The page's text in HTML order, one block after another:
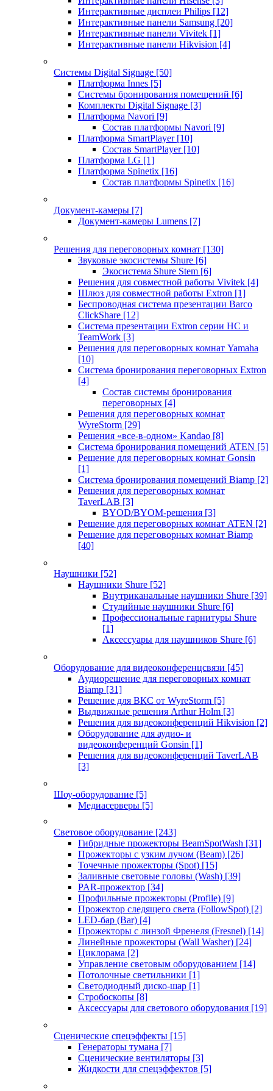
Интерактивные дисплеи Philips [12]
Интерактивные панели Samsung [20]
Интерактивные панели Vivitek [1]
Интерактивные панели Hikvision [4]
Системы Digital Signage [50]
Платформа Innes [5]
Системы бронирования помещений [6]
Комплекты Digital Signage [3]
Платформа Navori [9]
Состав платформы Navori [9]
Платформа SmartPlayer [10]
Состав SmartPlayer [10]
Платформа LG [1]
Платформа Spinetix [16]
Состав платформы Spinetix [16]
Документ-камеры [7]
Документ-камеры Lumens [7]
Решения для переговорных комнат [130]
Звуковые экосистемы Shure [6]
Экосистема Shure Stem [6]
Решения для совместной работы Vivitek [4]
Шлюз для совместной работы Extron [1]
Беспроводная система презентации Barco
ClickShare [12]
Система презентации Extron серии HC и
TeamWork [3]
Решения для переговорных комнат Yamaha
[10]
Система бронирования переговорных Extron
[4]
Состав системы бронирования
переговорных [4]
Решения для переговорных комнат
WyreStorm [29]
Решения «все-в-одном» Kandao [8]
Система бронирования помещений ATEN [5]
Решение для переговорных комнат Gonsin
[1]
Система бронирования помещений Biamp [2]
Решения для переговорных комнат
TaverLAB [3]
BYOD/BYOM-решения [3]
Решение для переговорных комнат ATEN [2]
Решение для переговорных комнат Biamp
[40]
Наушники [52]
Наушники Shure [52]
Внутриканальные наушники Shure [39]
Студийные наушники Shure [6]
Профессиональные гарнитуры Shure
[1]
Аксессуары для наушников Shure [6]
Оборудование для видеоконференцсвязи [45]
Аудиорешение для переговорных комнат
Biamp [31]
Решение для ВКС от WyreStorm [5]
Выдвижные решения Arthur Holm [3]
Решения для видеоконференций Hikvision [2]
Оборудование для аудио- и
видеоконференций Gonsin [1]
Решения для видеоконференций TaverLAB
[3]
Шоу-оборудование [5]
Медиасерверы [5]
Световое оборудование [243]
Гибридные прожекторы BeamSpotWash [31]
Прожекторы с узким лучом (Beam) [26]
Точечные прожекторы (Spot) [15]
Заливные световые головы (Wash) [39]
PAR-прожектор [34]
Профильные прожекторы (Profile) [9]
Прожектор следящего света (FollowSpot) [2]
LED-бар (Bar) [4]
Прожекторы с линзой Френеля (Fresnel) [14]
Линейные прожекторы (Wall Washer) [24]
Циклорама [2]
Управление световым оборудованием [14]
Потолочные светильники [1]
Светодиодный диско-шар [1]
Стробоскопы [8]
Аксессуары для светового оборудования [19]
Сценические спецэффекты [15]
Генераторы тумана [7]
Сценические вентиляторы [3]
Жидкости для спецэффектов [5]